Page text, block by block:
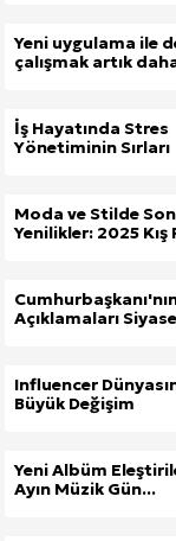
Yeni uygulama ile
çalışmak artık
İş Hayatında Stres
Yönetiminin Sırları
Moda ve Stilde Son
Yenilikler: 2025 Kış
Açıklamaları
Influencer
Büyük Değişim
Yeni Albüm
Ayın Müzik Gün...